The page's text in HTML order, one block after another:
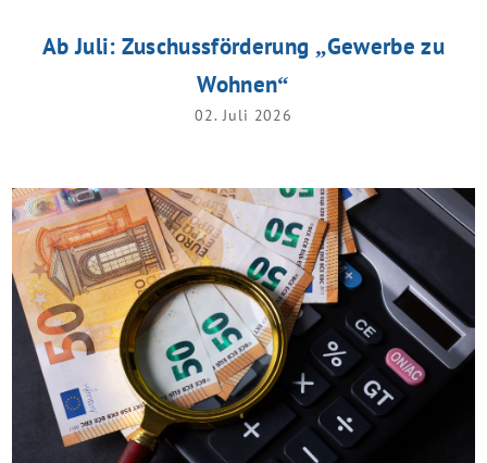
Ab Juli: Zuschussförderung „Gewerbe zu
Wohnen“
02. Juli 2026